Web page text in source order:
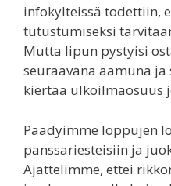
infokylteissä todettiin,
tutustumiseksi
Mutta lipun pystyisi
seuraavana aamuna
kiertää ulkoilmaosuus
Päädyimme loppujen
panssariesteisiin ja
Ajattelimme, ettei